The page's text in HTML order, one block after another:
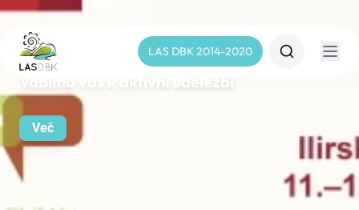
Vabimo vas k aktivni udeležbi
Več
LAS DBK 2014-2020